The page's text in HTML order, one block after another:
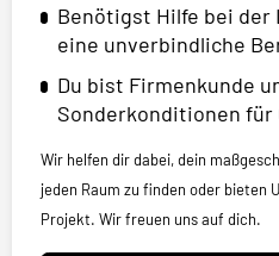
Benötigst Hilfe bei der
eine unverbindliche
Du bist Firmenkunde
Sonderkonditionen für
Wir helfen dir dabei, dein
jeden Raum zu finden oder bieten
Projekt. Wir freuen uns auf dich.